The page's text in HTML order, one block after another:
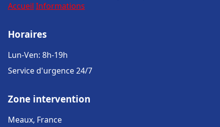
Accueil Informations
Horaires
Lun-Ven: 8h-19h
Service d'urgence 24/7
Zone intervention
Meaux, France